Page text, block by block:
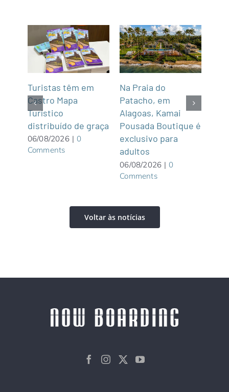
Turistas têm em
Castro Mapa
Turístico
distribuído de graça
06/08/2026 | 0
Comments
Na Praia do
Patacho, em
Alagoas, Kamai
Pousada Boutique é
exclusivo para
adultos
06/08/2026 | 0
Comments
Voltar às notícias